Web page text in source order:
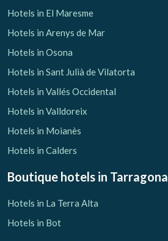
Hotels in El Maresme
Hotels in Arenys de Mar
Hotels in Osona
Hotels in Sant Julià de Vilatorta
Hotels in Vallés Occidental
Hotels in Valldoreix
Hotels in Moianès
Hotels in Calders
Boutique hotels in Tarragona
Hotels in La Terra Alta
Hotels in Bot